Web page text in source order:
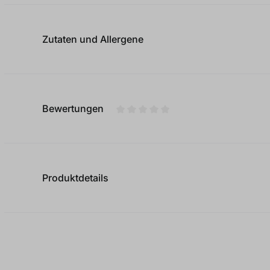
Zutaten und Allergene
Bewertungen
Produktdetails